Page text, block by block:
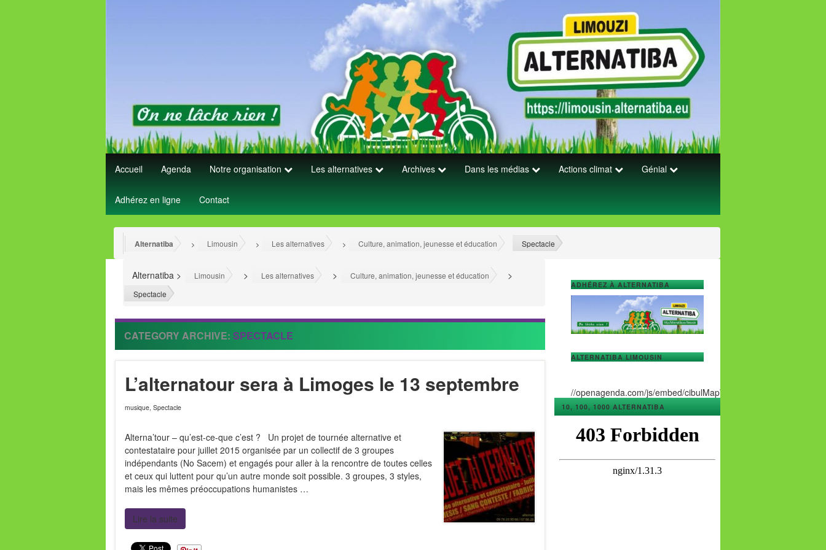
Accueil Agenda Notre organisation Les alternatives Archives Dans les médias Actions climat Génial
Adhérez en ligne Contact
Alternatiba > Limousin > Les alternatives > Culture, animation, jeunesse et éducation Spectacle
Alternatiba > Limousin > Les alternatives > Culture, animation, jeunesse et éducation >
Spectacle
CATEGORY ARCHIVE: SPECTACLE
L’alternatour sera à Limoges le 13 septembre
musique, Spectacle
Alterna’tour – qu’est-ce-que c’est ? Un projet de tournée alternative et
contestataire pour juillet 2015 organisée par un collectif de 3 groupes
indépendants (No Sacem) et engagés pour aller à la rencontre de toutes celles
et ceux qui luttent pour qu’un autre monde soit possible. 3 groupes, 3 styles,
mais les mêmes préoccupations humanistes …
Lire la suite
ADHÉREZ À ALTERNATIBA
ALTERNATIBA LIMOUSIN
//openagenda.com/js/embed/cibulMapWidget.js
10, 100, 1000 ALTERNATIBA